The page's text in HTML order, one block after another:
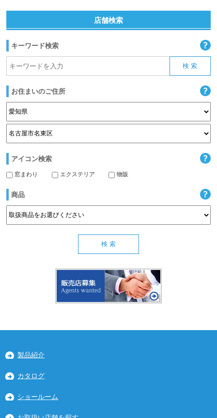
店舗検索
キーワード検索
お住まいのご住所
アイコン検索
窓まわり エクステリア 物販
商品
製品紹介
カタログ
ショールーム